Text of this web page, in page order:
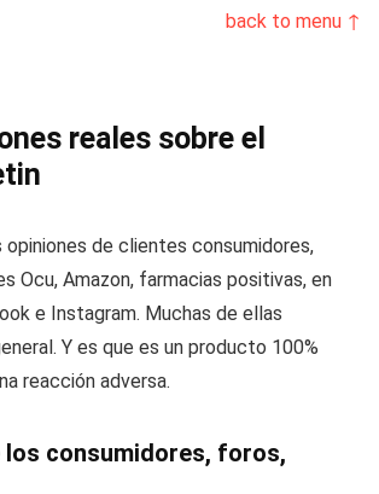
back to menu ↑
reales sobre el
de clientes consumidores,
Ocu, Amazon, farmacias positivas, en
e Instagram. Muchas de ellas
Y es que es un producto 100%
reacción adversa.
los consumidores, foros,